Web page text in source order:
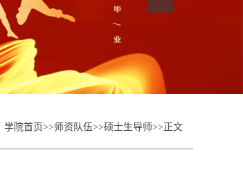
学院首页>>师资队伍>>硕士生导师>> 正文